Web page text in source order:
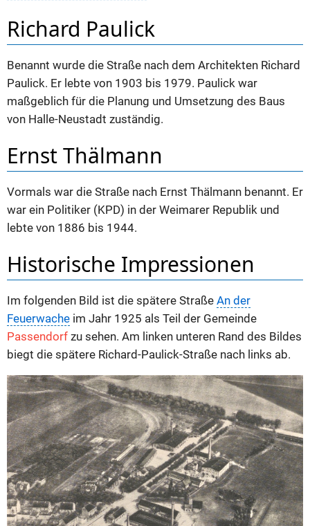
Richard Paulick
Benannt wurde die Straße nach dem Architekten Richard
Paulick. Er lebte von 1903 bis 1979. Paulick war
maßgeblich für die Planung und Umsetzung des Baus
von Halle-Neustadt zuständig.
Ernst Thälmann
Vormals war die Straße nach Ernst Thälmann benannt. Er
war ein Politiker (KPD) in der Weimarer Republik und
lebte von 1886 bis 1944.
Historische Impressionen
Im folgenden Bild ist die spätere Straße An der
Feuerwache im Jahr 1925 als Teil der Gemeinde
Passendorf zu sehen. Am linken unteren Rand des Bildes
biegt die spätere Richard-Paulick-Straße nach links ab.